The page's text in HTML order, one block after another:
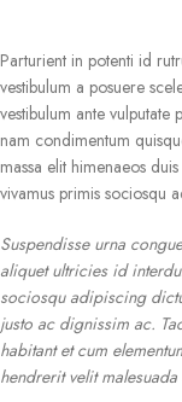
Parturient in potenti id
vestibulum a posuere
vestibulum ante vulputate
nam condimentum
massa elit himenaeos
vivamus primis sociosqu
Suspendisse urna
aliquet ultricies id
sociosqu adipiscing
justo ac dignissim ac.
habitant et cum
hendrerit velit